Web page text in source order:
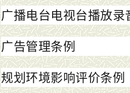
广播电台电视台播放
广告管理条例
规划环境影响评价条例